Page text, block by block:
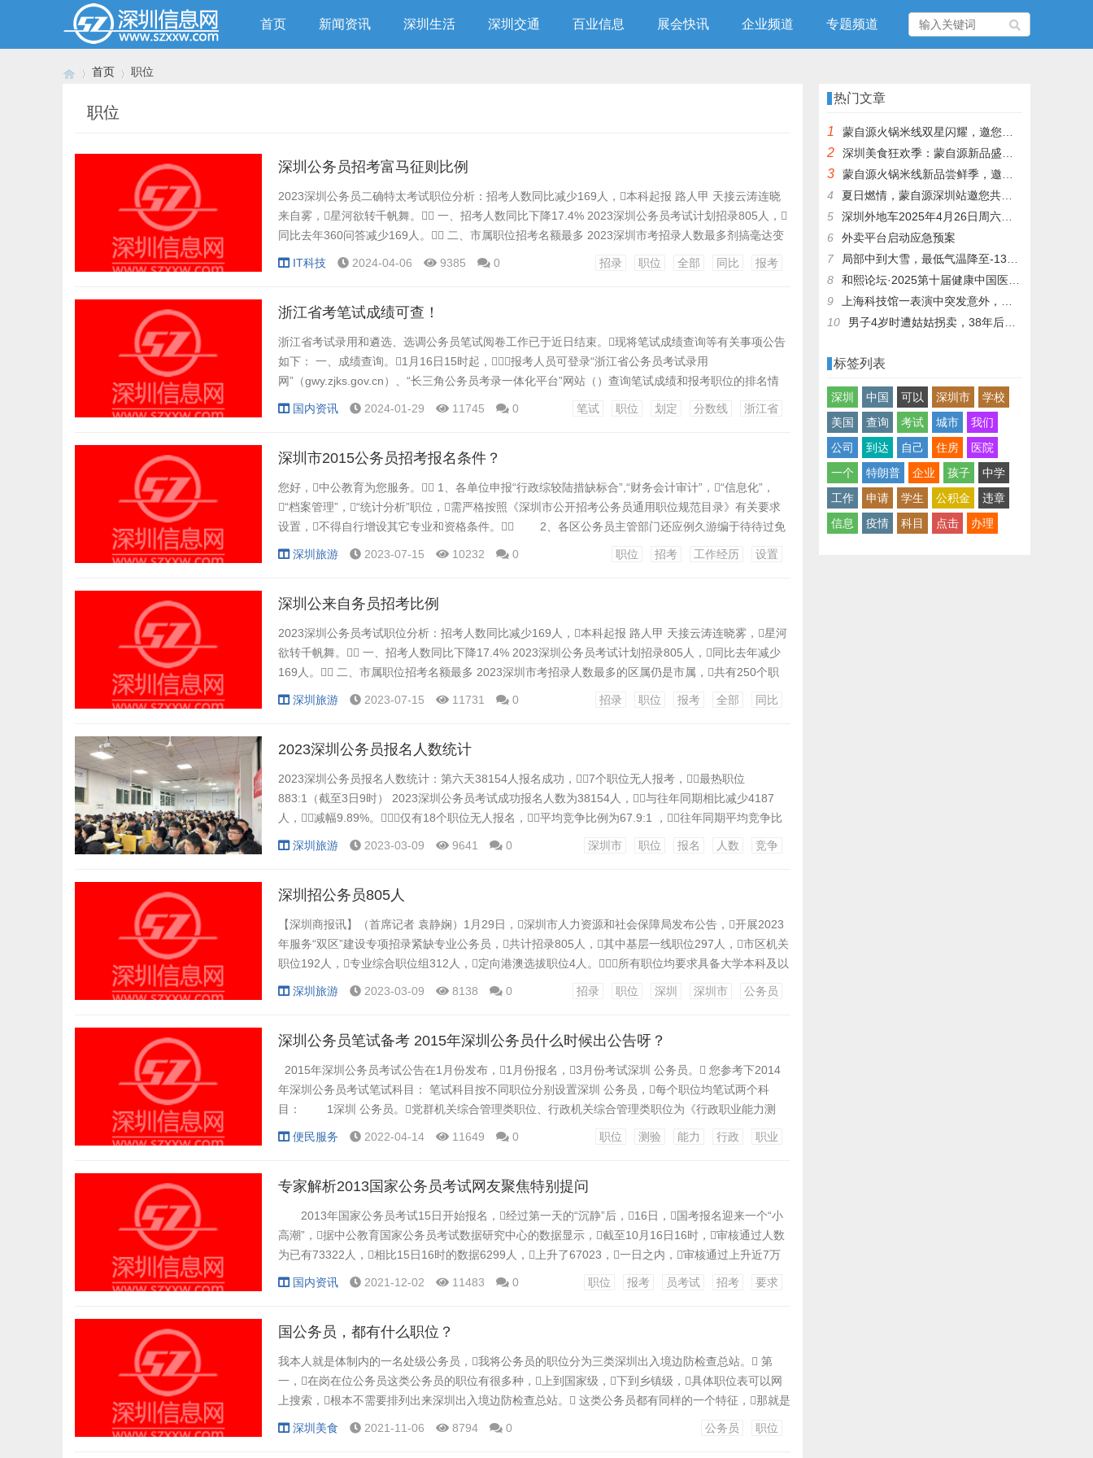
首页 新闻资讯 深圳生活 深圳交通 百业信息 展会快讯 企业频道 专题频道
首页 职位
职位
深圳公务员招考富马征则比例
2023深圳公务员二确特太考试职位分析：招考人数同比减少169人，本科起报 路人甲 天接云涛连晓
来自雾，星河欲转千帆舞。 一、招考人数同比下降17.4% 2023深圳公务员考试计划招录805人，
同比去年360问答减少169人。 二、市属职位招考名额最多 2023深圳市考招录人数最多剂搞毫达变
站间友的区属仍是市属，共有250个职十都研酸式位，计划招录389人。局最其次是龙岗区和宝安
IT科技 2024-04-06 9385 0 招录 职位 全部 同比 报考
浙江省考笔试成绩可查！
浙江省考试录用和遴选、选调公务员笔试阅卷工作已于近日结束。现将笔试成绩查询等有关事项公告
如下： 一、成绩查询。1月16日15时起，报考人员可登录“浙江省公务员考试录用
网”（gwy.zjks.gov.cn）、“长三角公务员考录一体化平台”网站（）查询笔试成绩和报考职位的排名情
况。其中，乡镇（街道）机关面向服务基层项目人员职位和优秀村干部职位报考人员的笔试成绩
国内资讯 2024-01-29 11745 0 笔试 职位 划定 分数线 浙江省
深圳市2015公务员招考报名条件？
您好，中公教育为您服务。 1、各单位申报“行政综较陆措缺标合”,“财务会计审计”，“信息化”，
“档案管理”，“统计分析”职位，需严格按照《深圳市公开招考公务员通用职位规范目录》有关要求
设置，不得自行增设其它专业和资格条件。 2、各区公务员主管部门还应例久游编于待待过免
汇总提供由区编制部门盖章的各招考单位编制核定材料，申报招考参考公职位的，还需提供编制文
深圳旅游 2023-07-15 10232 0 职位 招考 工作经历 设置
深圳公来自务员招考比例
2023深圳公务员考试职位分析：招考人数同比减少169人，本科起报 路人甲 天接云涛连晓雾，星河
欲转千帆舞。 一、招考人数同比下降17.4% 2023深圳公务员考试计划招录805人，同比去年减少
169人。 二、市属职位招考名额最多 2023深圳市考招录人数最多的区属仍是市属，共有250个职
位，计划招录3360问答89人。其次是龙岗区和宝安区，三个区招录人数共有600人，占全部招录
深圳旅游 2023-07-15 11731 0 招录 职位 报考 全部 同比
2023深圳公务员报名人数统计
2023深圳公务员报名人数统计：第六天38154人报名成功，7个职位无人报考，最热职位
883:1（截至3日9时） 2023深圳公务员考试成功报名人数为38154人，与往年同期相比减少4187
人，减幅9.89%。仅有18个职位无人报名，平均竞争比例为67.9:1 ，往年同期平均竞争比
为49.9:1，竞争程度增加。以下是深圳市考报名情况详细分析，供考生参考。 一、各职位
深圳旅游 2023-03-09 9641 0 深圳市 职位 报名 人数 竞争
深圳招公务员805人
【深圳商报讯】（首席记者 袁静娴）1月29日，深圳市人力资源和社会保障局发布公告，开展2023
年服务“双区”建设专项招录紧缺专业公务员，共计招录805人，其中基层一线职位297人，市区机关
职位192人，专业综合职位组312人，定向港澳选拔职位4人。所有职位均要求具备大学本科及以
上学历，其中要求研究生职位占20%，17个职位要求博士研究生。 此次公务员招录报考时间为1
深圳旅游 2023-03-09 8138 0 招录 职位 深圳 深圳市 公务员
深圳公务员笔试备考 2015年深圳公务员什么时候出公告呀？
2015年深圳公务员考试公告在1月份发布，1月份报名，3月份考试深圳 公务员。 您参考下2014
年深圳公务员考试笔试科目： 笔试科目按不同职位分别设置深圳 公务员，每个职位均笔试两个科
目： 1深圳 公务员。党群机关综合管理类职位、行政机关综合管理类职位为《行政职业能力测
验》、《申论》；深圳市人民政府金融发展服务办公室综合管理类（国际金融）职位为《行政职业能力
便民服务 2022-04-14 11649 0 职位 测验 能力 行政 职业
专家解析2013国家公务员考试网友聚焦特别提问
2013年国家公务员考试15日开始报名，经过第一天的“沉静”后，16日，国考报名迎来一个“小
高潮”，据中公教育国家公务员考试数据研究中心的数据显示，截至10月16日16时，审核通过人数
为已有73322人，相比15日16时的数据6299人，上升了67023，一日之内，审核通过上升近7万
深圳公务员考试网。对于今年的国考，网友关注哪些问题，业界专家又是如何解析的？
国内资讯 2021-12-02 11483 0 职位 报考 员考试 招考 要求
国公务员，都有什么职位？
我本人就是体制内的一名处级公务员，我将公务员的职位分为三类深圳出入境边防检查总站。 第
一，在岗在位公务员这类公务员的职位有很多种，上到国家级，下到乡镇级，具体职位表可以网
上搜索，根本不需要排列出来深圳出入境边防检查总站。 这类公务员都有同样的一个特征，那就是
集中在22至70岁之间，当然，绝大多数集中在22至60岁之间，在岗在位的公务员深圳出入境边防
深圳美食 2021-11-06 8794 0 公务员 职位
热门文章
1 蒙自源火锅米线双星闪耀，邀您共享辣爽夏日盛宴！
2 深圳美食狂欢季：蒙自源新品盛宴邀您品尝
3
蒙自源火锅米线新品尝鲜季，邀您共享味蕾盛宴！
4
夏日燃情，蒙自源深圳站邀您共赴美食盛宴！
5
深圳外地车2025年4月26日周六限行吗
6
外卖平台启动应急预案
7
局部中到大雪，最低气温降至-13℃，济南今冬的第一场雪，或跟去年同一时间！
8
和熙论坛·2025第十届健康中国医药连锁发展论坛在泰州举办
9
上海科技馆一表演中突发意外，机器人从高处坠落摔毁
10
男子4岁时遭姑姑拐卖，38年后终回家认亲！聋哑父母苦寻多年，母亲已抱憾离世丨红星寻人
标签列表
深圳 中国 可以 深圳市
学校
美国
查询 考试 城市
我们
公司
到达 自己 住房
医院
一个
特朗普 企业 孩子
中学
工作
申请 学生 公积金
违章
信息
疫情 科目 点击 办理